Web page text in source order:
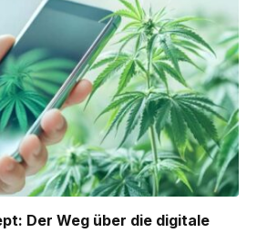
Der Weg über die digitale